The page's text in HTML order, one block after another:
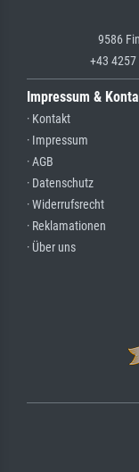
9586
+43 4257
Impressum &
· Kontakt
· Impressum
· AGB
· Datenschutz
· Widerrufsrecht
· Reklamationen
· Über uns